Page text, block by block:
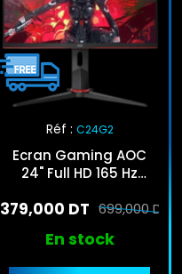
Réf : C24G2
Ecran Gaming AOC
24" Full HD 165 Hz
699,000 DT
379,000 DT
En stock